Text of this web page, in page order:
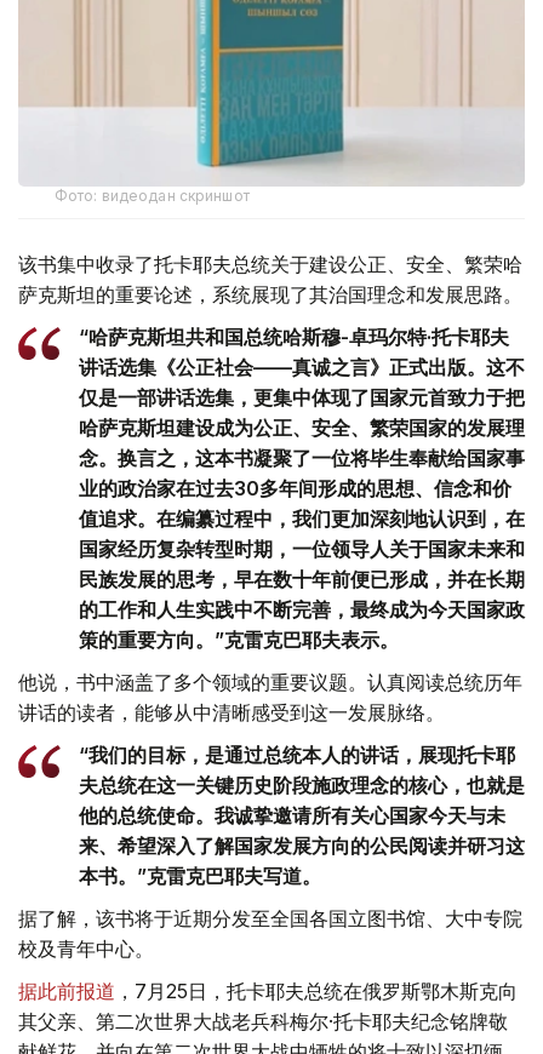
Фото: видеодан скриншот
该书集中收录了托卡耶夫总统关于建设公正、安全、繁荣哈
萨克斯坦的重要论述，系统展现了其治国理念和发展思路。
“哈萨克斯坦共和国总统哈斯穆-卓玛尔特·托卡耶夫
讲话选集《公正社会——真诚之言》正式出版。这不
仅是一部讲话选集，更集中体现了国家元首致力于把
哈萨克斯坦建设成为公正、安全、繁荣国家的发展理
念。换言之，这本书凝聚了一位将毕生奉献给国家事
业的政治家在过去30多年间形成的思想、信念和价
值追求。在编纂过程中，我们更加深刻地认识到，在
国家经历复杂转型时期，一位领导人关于国家未来和
民族发展的思考，早在数十年前便已形成，并在长期
的工作和人生实践中不断完善，最终成为今天国家政
策的重要方向。”克雷克巴耶夫表示。
他说，书中涵盖了多个领域的重要议题。认真阅读总统历年
讲话的读者，能够从中清晰感受到这一发展脉络。
“我们的目标，是通过总统本人的讲话，展现托卡耶
夫总统在这一关键历史阶段施政理念的核心，也就是
他的总统使命。我诚挚邀请所有关心国家今天与未
来、希望深入了解国家发展方向的公民阅读并研习这
本书。”克雷克巴耶夫写道。
据了解，该书将于近期分发至全国各国立图书馆、大中专院
校及青年中心。
据此前报道 ，7月25日，托卡耶夫总统在俄罗斯鄂木斯克向
其父亲、第二次世界大战老兵科梅尔·托卡耶夫纪念铭牌敬